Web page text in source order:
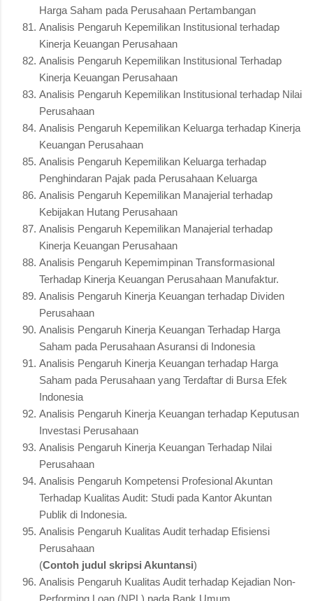
Harga Saham pada Perusahaan Pertambangan
Analisis Pengaruh Kepemilikan Institusional terhadap
Kinerja Keuangan Perusahaan
Analisis Pengaruh Kepemilikan Institusional Terhadap
Kinerja Keuangan Perusahaan
Analisis Pengaruh Kepemilikan Institusional terhadap Nilai
Perusahaan
Analisis Pengaruh Kepemilikan Keluarga terhadap Kinerja
Keuangan Perusahaan
Analisis Pengaruh Kepemilikan Keluarga terhadap
Penghindaran Pajak pada Perusahaan Keluarga
Analisis Pengaruh Kepemilikan Manajerial terhadap
Kebijakan Hutang Perusahaan
Analisis Pengaruh Kepemilikan Manajerial terhadap
Kinerja Keuangan Perusahaan
Analisis Pengaruh Kepemimpinan Transformasional
Terhadap Kinerja Keuangan Perusahaan Manufaktur.
Analisis Pengaruh Kinerja Keuangan terhadap Dividen
Perusahaan
Analisis Pengaruh Kinerja Keuangan Terhadap Harga
Saham pada Perusahaan Asuransi di Indonesia
Analisis Pengaruh Kinerja Keuangan terhadap Harga
Saham pada Perusahaan yang Terdaftar di Bursa Efek
Indonesia
Analisis Pengaruh Kinerja Keuangan terhadap Keputusan
Investasi Perusahaan
Analisis Pengaruh Kinerja Keuangan Terhadap Nilai
Perusahaan
Analisis Pengaruh Kompetensi Profesional Akuntan
Terhadap Kualitas Audit: Studi pada Kantor Akuntan
Publik di Indonesia.
Analisis Pengaruh Kualitas Audit terhadap Efisiensi
Perusahaan
(Contoh judul skripsi Akuntansi)
Analisis Pengaruh Kualitas Audit terhadap Kejadian Non-
Performing Loan (NPL) pada Bank Umum